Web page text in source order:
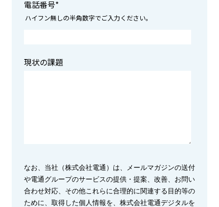
電話番号*
ハイフン無しの半角数字でご入力ください。
現状の課題
なお、当社（株式会社電通）は、メールマガジンの送付
や電通グループのサービスの提供・提案、改善、お問い
合わせ対応、その他これらに合理的に関連する目的等の
ために、取得した個人情報を、株式会社電通デジタルを